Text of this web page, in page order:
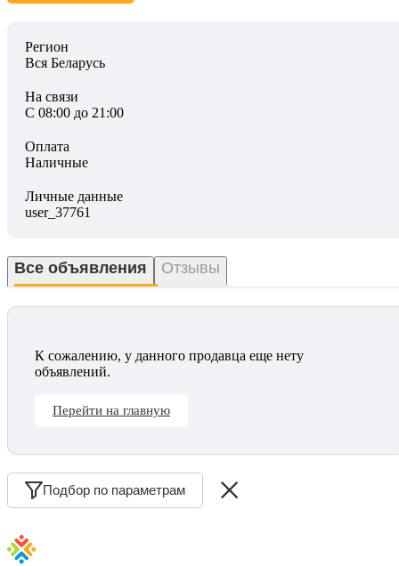
Регион
Вся Беларусь
На связи
С 08:00 до 21:00
Оплата
Наличные
Личные данные
user_37761
Все объявления Отзывы
К сожалению, у данного продавца еще нету
объявлений.
Перейти на главную
Подбор по параметрам